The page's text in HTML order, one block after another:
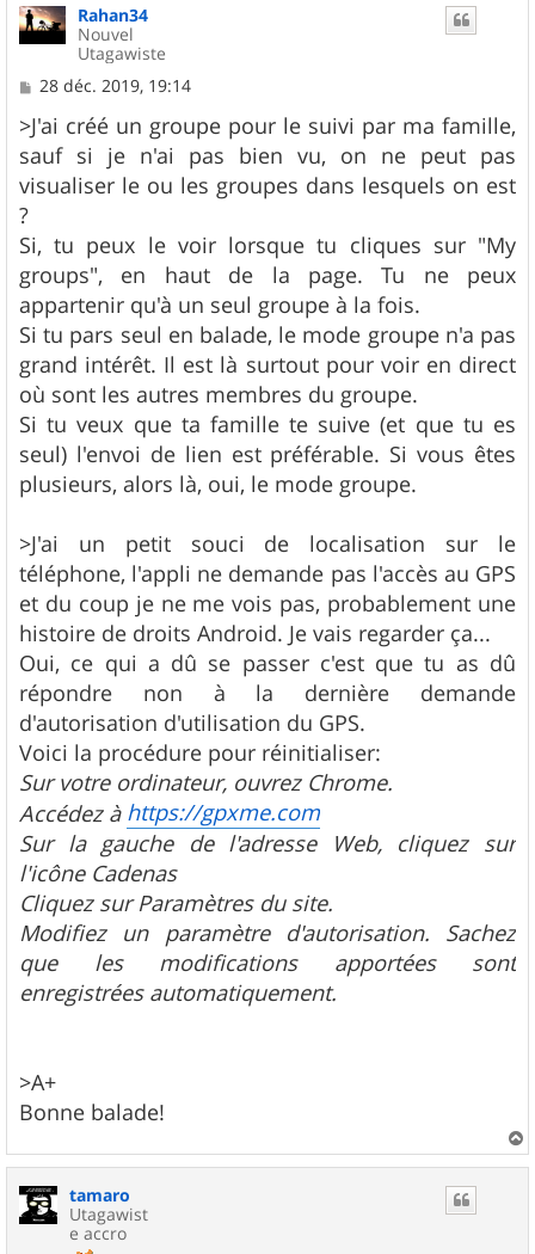
Rahan34
Nouvel
Utagawiste
M
s
s
a
g
e
28 déc. 2019, 19:14
>J'ai créé un groupe pour le suivi par ma famille,
sauf si je n'ai pas bien vu, on ne peut pas
visualiser le ou les groupes dans lesquels on est
?
Si, tu peux le voir lorsque tu cliques sur "My
groups", en haut de la page. Tu ne peux
appartenir qu'à un seul groupe à la fois.
Si tu pars seul en balade, le mode groupe n'a pas
grand intérêt. Il est là surtout pour voir en direct
où sont les autres membres du groupe.
Si tu veux que ta famille te suive (et que tu es
seul) l'envoi de lien est préférable. Si vous êtes
plusieurs, alors là, oui, le mode groupe.
>J'ai un petit souci de localisation sur le
téléphone, l'appli ne demande pas l'accès au GPS
et du coup je ne me vois pas, probablement une
histoire de droits Android. Je vais regarder ça...
Oui, ce qui a dû se passer c'est que tu as dû
répondre non à la dernière demande
d'autorisation d'utilisation du GPS.
Voici la procédure pour réinitialiser:
Sur votre ordinateur, ouvrez Chrome.
Accédez à https://gpxme.com
Sur la gauche de l'adresse Web, cliquez sur
l'icône Cadenas
Cliquez sur Paramètres du site.
Modifiez un paramètre d'autorisation. Sachez
que les modifications apportées sont
enregistrées automatiquement.
>A+
Bonne balade!
a
tamaro
Utagawist
e accro